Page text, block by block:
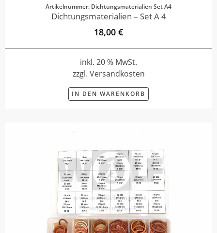
Artikelnummer: Dichtungsmaterialien Set A4
Dichtungsmaterialien – Set A 4
18,00 €
inkl. 20 % MwSt.
zzgl. Versandkosten
IN DEN WARENKORB